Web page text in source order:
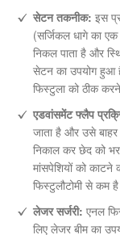
सेटन तकनीक: इस
(सर्जिकल धागे का
निकल पाता है और
सेटन का उपयोग हुआ
फिस्टुला को ठीक
एडवांसमेंट फ्लैप
जाता है और उसे
निकाल कर छेद को
मांसपेशियों को
फिस्टुलौटोमी से कम
लेजर सर्जरी: एनल
लिए लेजर बीम का